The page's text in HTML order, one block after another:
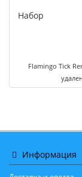
Набор
Flamingo Tick
Информация